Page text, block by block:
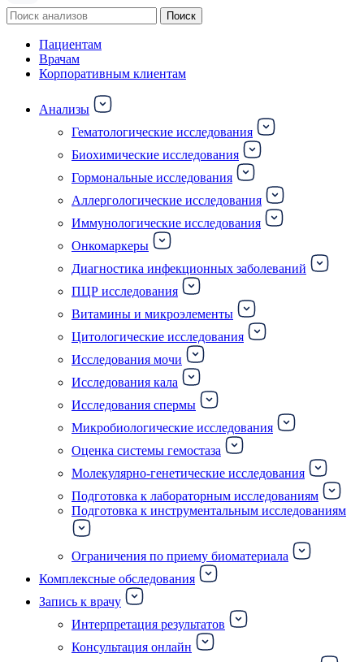
Поиск
по:
Поиск
Пациентам
Врачам
Корпоративным клиентам
Анализы
Гематологические исследования
Биохимические исследования
Гормональные исследования
Аллергологические исследования
Иммунологические исследования
Онкомаркеры
Диагностика инфекционных заболеваний
ПЦР исследования
Витамины и микроэлементы
Цитологические исследования
Исследования мочи
Исследования кала
Исследования спермы
Микробиологические исследования
Оценка системы гемостаза
Молекулярно-генетические исследования
Подготовка к лабораторным исследованиям
Подготовка к инструментальным исследованиям
Ограничения по приему биоматериала
Комплексные обследования
Запись к врачу
Интерпретация результатов
Консультация онлайн